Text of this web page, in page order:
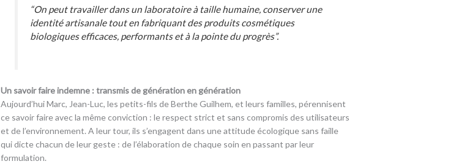
“On peut travailler dans un laboratoire à taille humaine, conserver une
identité artisanale tout en fabriquant des produits cosmétiques
biologiques efficaces, performants et à la pointe du progrès”.
Un savoir faire indemne : transmis de génération en génération
Aujourd’hui Marc, Jean-Luc, les petits-fils de Berthe Guilhem, et leurs familles, pérennisent
ce savoir faire avec la même conviction : le respect strict et sans compromis des utilisateurs
et de l’environnement. A leur tour, ils s’engagent dans une attitude écologique sans faille
qui dicte chacun de leur geste : de l’élaboration de chaque soin en passant par leur
formulation.